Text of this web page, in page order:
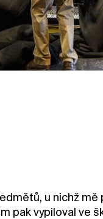
u nichž mě
pak vypiloval ve